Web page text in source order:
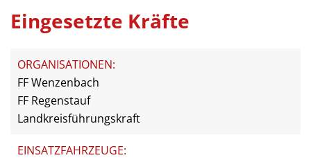
Eingesetzte Kräfte
ORGANISATIONEN:
FF Wenzenbach
FF Regenstauf
Landkreisführungskraft
EINSATZFAHRZEUGE: